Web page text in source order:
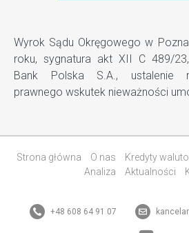
Wyrok Sądu Okręgowego w
roku, sygnatura akt XII C 489/
Bank Polska S.A., ustalenie
prawnego wskutek nieważności
Strona główna O nas Kredyty
Analiza
Aktualności
+48 608 64 91 07